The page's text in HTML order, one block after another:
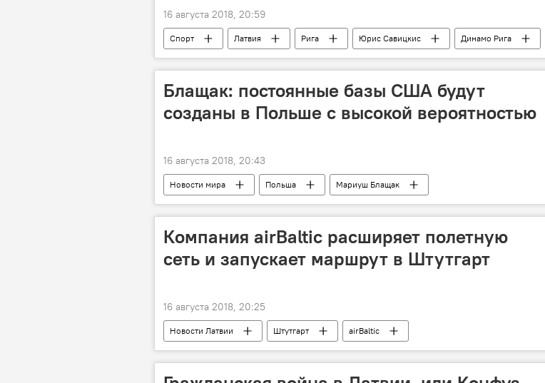
16 августа 2018, 20:59
Спорт Латвия Рига Юрис Савицкис Динамо Рига
Блащак: постоянные базы США будут
созданы в Польше с высокой вероятностью
16 августа 2018, 20:43
Новости мира Польша Мариуш Блащак
Компания airBaltic расширяет полетную
сеть и запускает маршрут в Штутгарт
16 августа 2018, 20:25
Новости Латвии Штутгарт airBaltic